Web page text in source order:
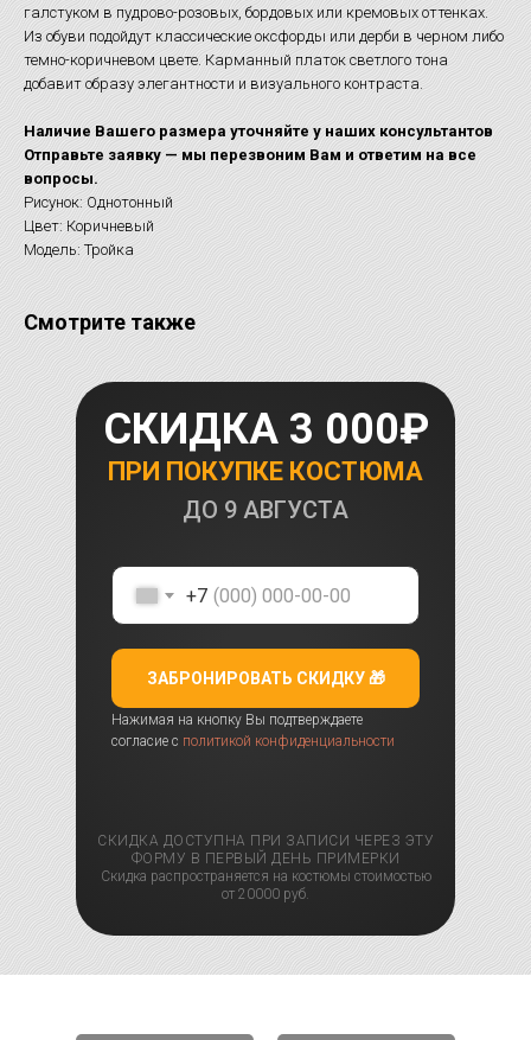
галстуком в пудрово-розовых, бордовых или кремовых оттенках.
Из обуви подойдут классические оксфорды или дерби в черном либо
темно-коричневом цвете. Карманный платок светлого тона
добавит образу элегантности и визуального контраста.
Наличие Вашего размера уточняйте у наших консультантов
Отправьте заявку — мы перезвоним Вам и ответим на все
вопросы.
Рисунок: Однотонный
Цвет: Коричневый
Модель: Тройка
Смотрите также
ПРИ ПОКУПКЕ КОСТЮМА
СКИДКА 3 000₽
СКИДКА ДОСТУПНА ПРИ ЗАПИСИ ЧЕРЕЗ ЭТУ
ФОРМУ В ПЕРВЫЙ ДЕНЬ ПРИМЕРКИ
Скидка распространяется на костюмы стоимостью
от 20000 руб.
ДО 9 АВГУСТА
+7
ЗАБРОНИРОВАТЬ СКИДКУ 🎁
Нажимая на кнопку Вы подтверждаете
согласие с политикой конфиденциальности